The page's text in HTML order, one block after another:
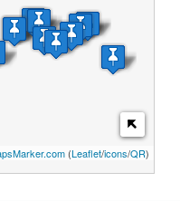
(Leaflet/icons/QR)